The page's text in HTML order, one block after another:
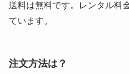
送料は無料です。レンタル料
ています。
注文方法は？